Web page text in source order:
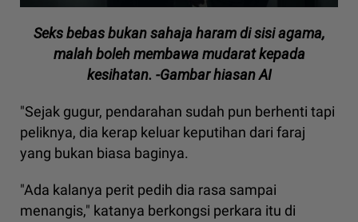
Seks bebas bukan sahaja haram di sisi agama,
malah boleh membawa mudarat kepada
kesihatan. -Gambar hiasan AI
"Sejak gugur, pendarahan sudah pun berhenti tapi
peliknya, dia kerap keluar keputihan dari faraj
yang bukan biasa baginya.
"Ada kalanya perit pedih dia rasa sampai
menangis," katanya berkongsi perkara itu di